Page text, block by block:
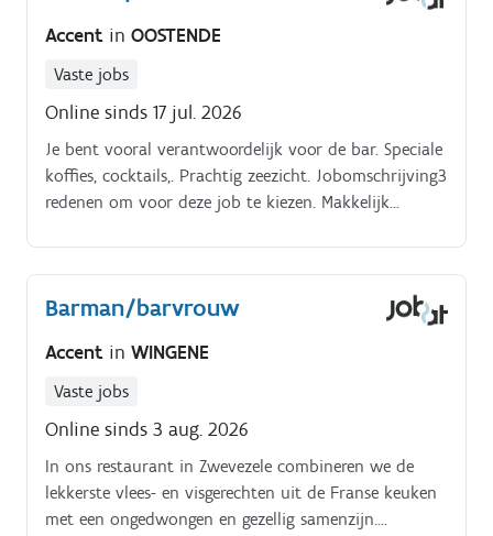
Accent in OOSTENDE
Vaste jobs
Online sinds 17 jul. 2026
Je bent vooral verantwoordelijk voor de bar. Speciale
koffies, cocktails,. Prachtig zeezicht. Jobomschrijving3
redenen om voor deze job te kiezen. Makkelijk
Barman/barvrouw
Accent in WINGENE
Vaste jobs
Online sinds 3 aug. 2026
In ons restaurant in Zwevezele combineren we de
lekkerste vlees- en visgerechten uit de Franse keuken
met een ongedwongen en gezellig samenzijn.